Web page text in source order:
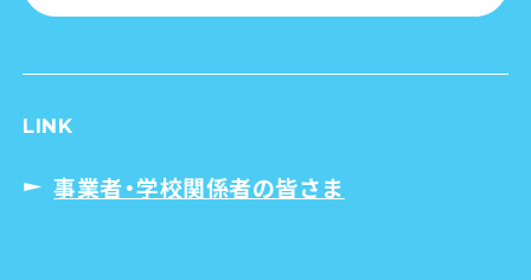
LINK
事業者・学校関係者の皆さま